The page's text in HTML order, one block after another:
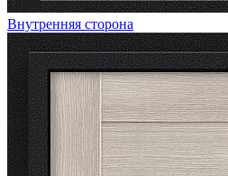
Внутренняя сторона